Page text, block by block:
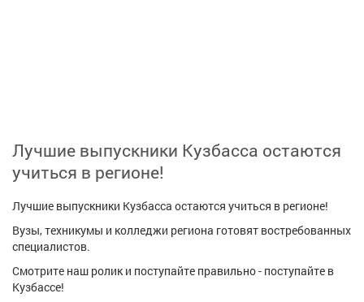
Афиша Обучение Проекты
Товары Поздравления Погода
Лучшие выпускники Кузбасса остаются
учиться в регионе!
Лучшие выпускники Кузбасса остаются учиться в регионе!
Вузы, техникумы и колледжи региона готовят востребованных
специалистов.
Смотрите наш ролик и поступайте правильно - поступайте в
Кузбассе!